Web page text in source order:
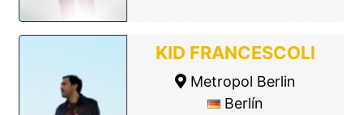
KID FRANCESCOLI
Metropol Berlin
Berlín